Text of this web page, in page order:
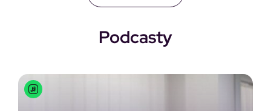
Podcasty